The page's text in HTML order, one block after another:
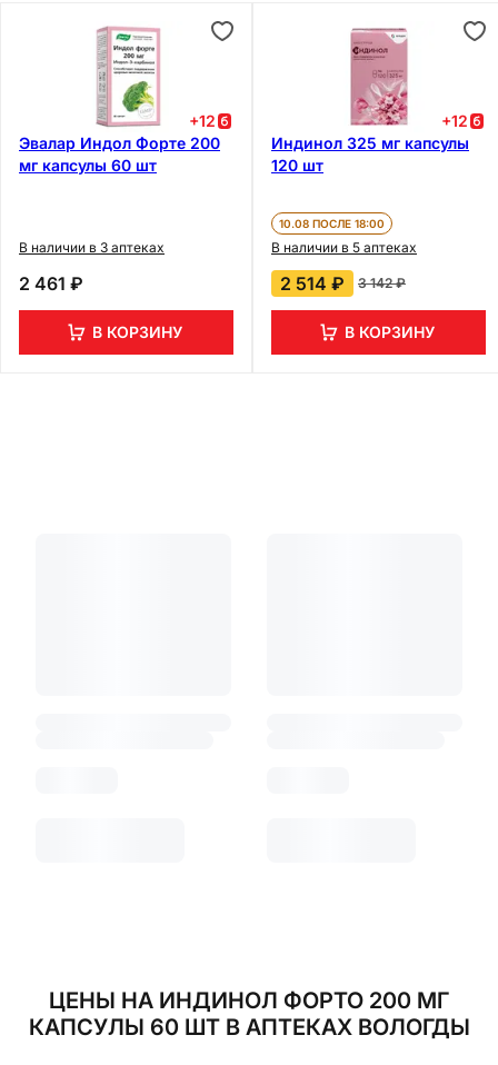
+12
Эвалар Индол Форте 200
мг капсулы 60 шт
В наличии в 3 аптеках
2 461 ₽
В КОРЗИНУ
+12
Индинол 325 мг капсулы
120 шт
10.08 ПОСЛЕ 18:00
В наличии в 5 аптеках
2 514 ₽ 3 142 ₽
В КОРЗИНУ
ЦЕНЫ НА ИНДИНОЛ ФОРТО 200 МГ
КАПСУЛЫ 60 ШТ В АПТЕКАХ ВОЛОГДЫ